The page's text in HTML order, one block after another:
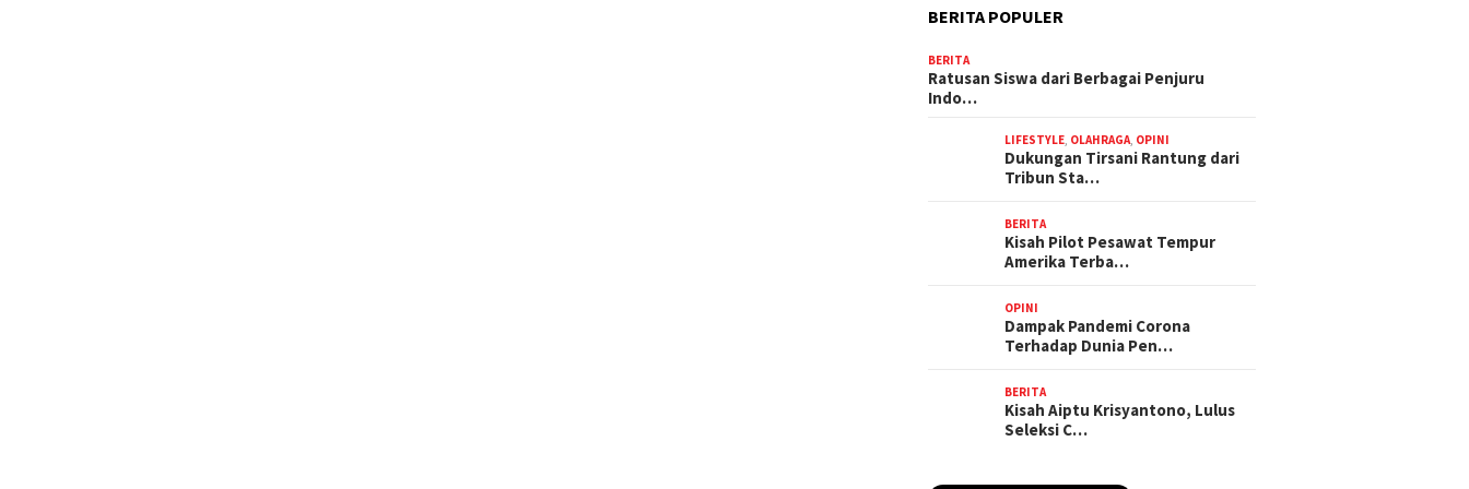
BERITA POPULER
BERITA
Ratusan Siswa dari Berbagai Penjuru
Indo…
LIFESTYLE OLAHRAGA OPINI
Dukungan Tirsani Rantung dari
Tribun Sta…
BERITA
Kisah Pilot Pesawat Tempur
Amerika Terba…
OPINI
Dampak Pandemi Corona
Terhadap Dunia Pen…
BERITA
Kisah Aiptu Krisyantono, Lulus
Seleksi C…